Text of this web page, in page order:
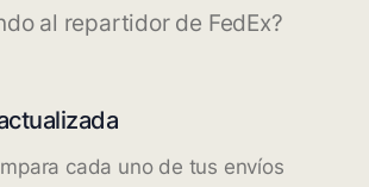
al repartidor de FedEx?
cada uno de tus envíos